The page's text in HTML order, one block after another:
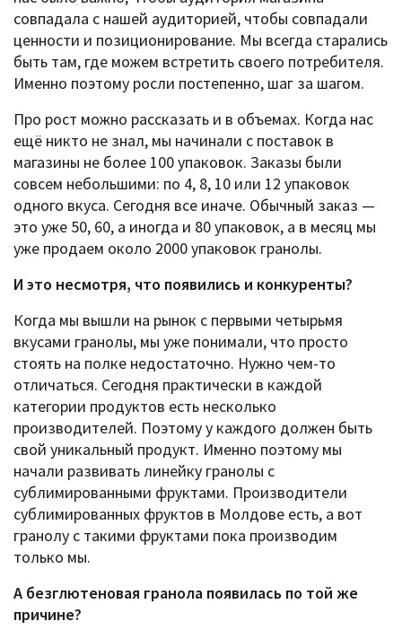
совпадала с нашей аудиторией, чтобы совпадали
ценности и позиционирование. Мы всегда старались
быть там, где можем встретить своего потребителя.
Именно поэтому росли постепенно, шаг за шагом.
Про рост можно рассказать и в объемах. Когда нас
ещё никто не знал, мы начинали с поставок в
магазины не более 100 упаковок. Заказы были
совсем небольшими: по 4, 8, 10 или 12 упаковок
одного вкуса. Сегодня все иначе. Обычный заказ —
это уже 50, 60, а иногда и 80 упаковок, а в месяц мы
уже продаем около 2000 упаковок гранолы.
И это несмотря, что появились и конкуренты?
Когда мы вышли на рынок с первыми четырьмя
вкусами гранолы, мы уже понимали, что просто
стоять на полке недостаточно. Нужно чем-то
отличаться. Сегодня практически в каждой
категории продуктов есть несколько
производителей. Поэтому у каждого должен быть
свой уникальный продукт. Именно поэтому мы
начали развивать линейку гранолы с
сублимированными фруктами. Производители
сублимированных фруктов в Молдове есть, а вот
гранолу с такими фруктами пока производим
только мы.
А безглютеновая гранола появилась по той же
причине?